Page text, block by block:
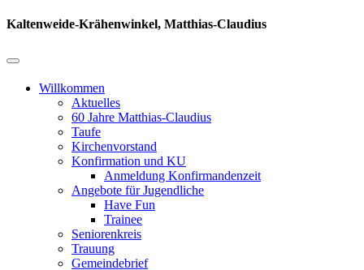
Kaltenweide-Krähenwinkel, Matthias-Claudius
Willkommen
Aktuelles
60 Jahre Matthias-Claudius
Taufe
Kirchenvorstand
Konfirmation und KU
Anmeldung Konfirmandenzeit
Angebote für Jugendliche
Have Fun
Trainee
Seniorenkreis
Trauung
Gemeindebrief